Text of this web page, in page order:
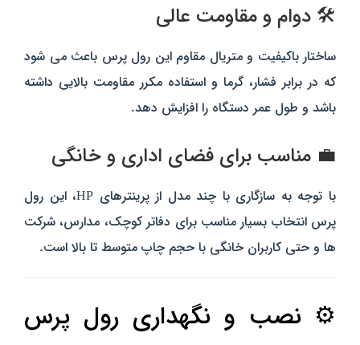
🛠️ دوام و مقاومت عالی
ساختار باکیفیت و متریال مقاوم این رول پرس باعث می‌ شود
که در برابر فشار، گرما و استفاده مکرر مقاومت بالایی داشته
باشد و طول عمر دستگاه را افزایش دهد.
💼 مناسب برای فضای اداری و خانگی
با توجه به سازگاری با چند مدل از پرینترهای HP، این رول
پرس انتخاب بسیار مناسب برای دفاتر کوچک، مدارس، شرکت‌
ها و حتی کاربران خانگی با حجم چاپ متوسط تا بالا است.
⚙️ نصب و نگهداری رول پرس